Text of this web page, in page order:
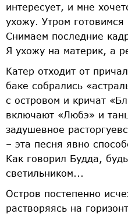
интересует, и мне
ухожу. Утром готовимся
Снимаем последние
Я ухожу на материк, а
Катер отходит от
баке собрались
с островом и кричат
включают «Любэ» и
задушевное
– эта песня явно
Как говорил Будда,
светильником...
Остров постепенно
растворяясь на